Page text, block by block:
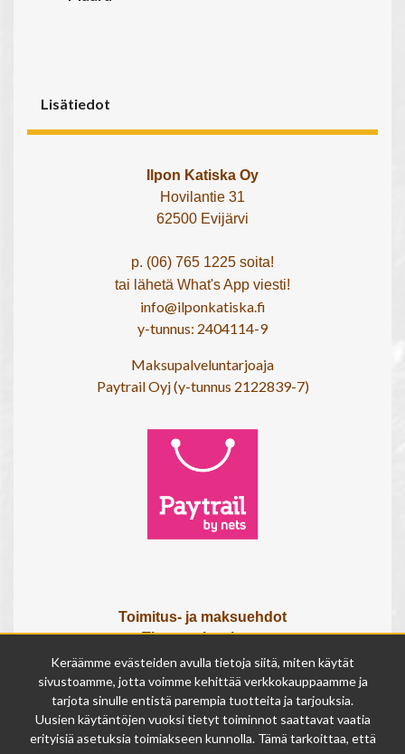
Lisätiedot
Ilpon Katiska Oy
Hovilantie 31
62500 Evijärvi
p. (06) 765 1225 soita!
tai lähetä What's App viesti!
info@ilponkatiska.fi
y-tunnus: 2404114-9
Maksupalveluntarjoaja
Paytrail Oyj (y-tunnus 2122839-7)
Toimitus- ja maksuehdot
Tietosuojaseloste
Tietoa meistä
Osta lahjakortti
Tilauksen peruutuslomake
Olemme avoinna
Keräämme evästeiden avulla tietoja siitä, miten käytät
sivustoamme, jotta voimme kehittää verkkokauppaamme ja
tarjota sinulle entistä parempia tuotteita ja tarjouksia.
Uusien käytäntöjen vuoksi tietyt toiminnot saattavat vaatia
erityisiä asetuksia toimiakseen kunnolla. Tämä tarkoittaa, että